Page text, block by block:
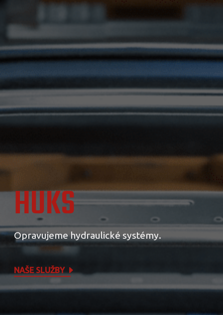
HUKS
Opravujeme hydraulické systémy.
NAŠE SLUŽBY